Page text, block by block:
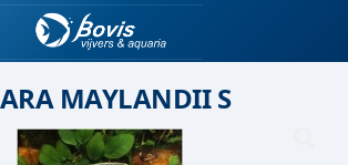
MAYLANDII S